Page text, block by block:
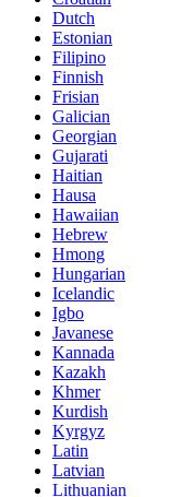
Dutch
Estonian
Filipino
Finnish
Frisian
Galician
Georgian
Gujarati
Haitian
Hausa
Hawaiian
Hebrew
Hmong
Hungarian
Icelandic
Igbo
Javanese
Kannada
Kazakh
Khmer
Kurdish
Kyrgyz
Latin
Latvian
Lithuanian